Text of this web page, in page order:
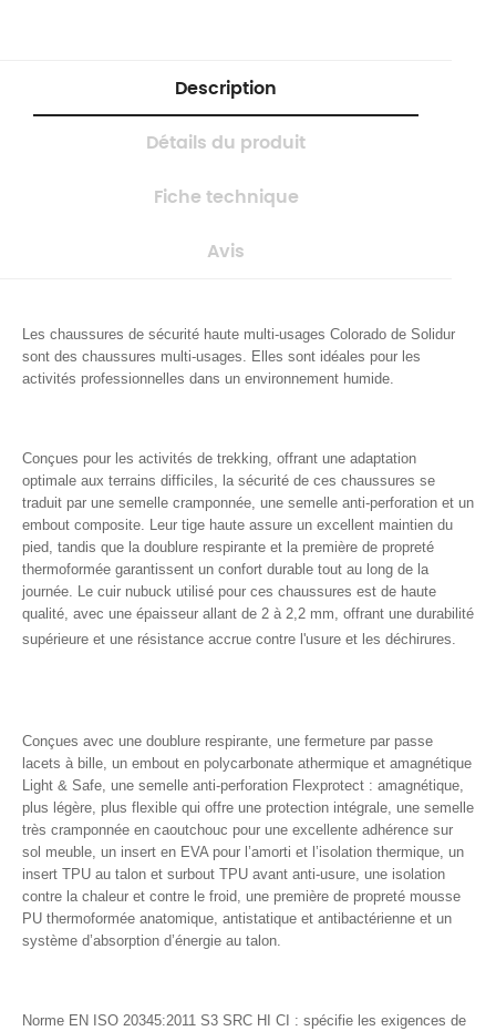
Description
Détails du produit
Fiche technique
Avis
Les chaussures de sécurité haute multi-usages Colorado de Solidur
sont des chaussures multi-usages. Elles sont idéales pour les
activités professionnelles dans un environnement humide.
Conçues pour les activités de trekking, offrant une adaptation
optimale aux terrains difficiles, la sécurité de ces chaussures se
traduit par une semelle cramponnée, une semelle anti-perforation et un
embout composite. Leur tige haute assure un excellent maintien du
pied, tandis que la doublure respirante et la première de propreté
thermoformée garantissent un confort durable tout au long de la
journée. Le cuir nubuck utilisé pour ces chaussures est de haute
qualité, avec une épaisseur allant de 2 à 2,2 mm, offrant une durabilité
supérieure et une résistance accrue contre l'usure et les déchirures.
Conçues avec une doublure respirante, une fermeture par passe
lacets à bille, un embout en polycarbonate athermique et amagnétique
Light & Safe, une semelle anti-perforation Flexprotect : amagnétique,
plus légère, plus flexible qui offre une protection intégrale, une semelle
très cramponnée en caoutchouc pour une excellente adhérence sur
sol meuble, un insert en EVA pour l’amorti et l’isolation thermique, un
insert TPU au talon et surbout TPU avant anti-usure , une isolation
contre la chaleur et contre le froid, une première de propreté mousse
PU thermoformée anatomique, antistatique et antibactérienne et un
système d’absorption d’énergie au talon.
Norme EN ISO 20345:2011 S3 SRC HI CI : spécifie les exigences de